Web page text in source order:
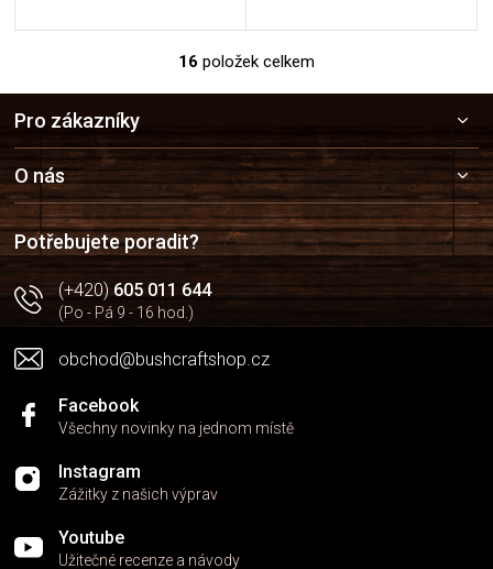
O
v
d
a
c
í
p
r
k
y
ý
s
16 položek celkem
a
t
í
Pro zákazníky
O nás
Potřebujete poradit?
(+420)605 011 644
(Po - Pá 9 - 16 hod.)
obchod@bushcraftshop.cz
Facebook
Všechny novinky na jednom místě
Instagram
Zážitky z našich výprav
Youtube
Užitečné recenze a návody